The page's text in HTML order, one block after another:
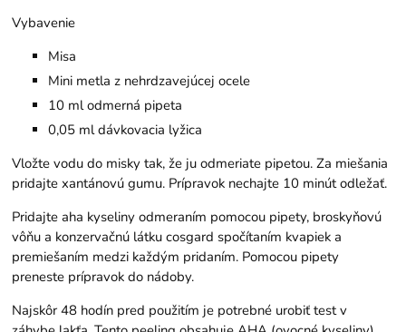
Vybavenie
Misa
Mini metla z nehrdzavejúcej ocele
10 ml odmerná pipeta
0,05 ml dávkovacia lyžica
Vložte vodu do misky tak, že ju odmeriate pipetou. Za miešania
pridajte xantánovú gumu. Prípravok nechajte 10 minút odležať.
Pridajte aha kyseliny odmeraním pomocou pipety, broskyňovú
vôňu a konzervačnú látku cosgard spočítaním kvapiek a
premiešaním medzi každým pridaním. Pomocou pipety
preneste prípravok do nádoby.
Najskôr 48 hodín pred použitím je potrebné urobiť test v